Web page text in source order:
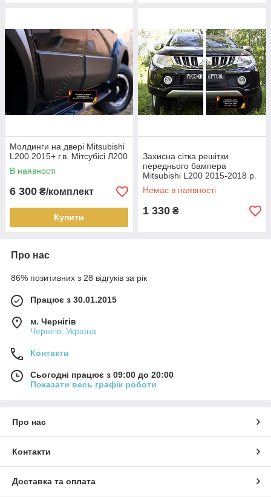
Молдинги на двері Mitsubishi
L200 2015+ г.в. Мітсубісі Л200
В наявності
6 300 ₴/комплект
Купити
Захисна сітка решітки
переднього бампера
Mitsubishi L200 2015-2018 р.
в. Л200
Немає в наявності
1 330 ₴
Про нас
86% позитивних з 28 відгуків за рік
Працює з 30.01.2015
м. Чернігів
Чернігів, Україна
Контакти
Сьогодні працює з 09:00 до 20:00
Показати весь графік роботи
Про нас
Контакти
Доставка та оплата